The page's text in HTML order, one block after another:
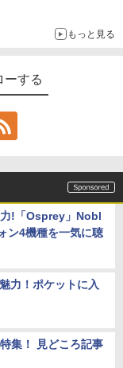
もっと見る
ーする
!「Osprey」Nobl
ン4機種を一気に聴
力！ポケットに入
集！ 見どころ記事